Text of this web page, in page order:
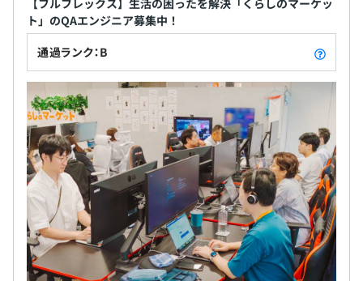
【フルフレックス】生活の困ったを解決「くらしのマーケッ
ト」のQAエンジニア募集中！
通過ランク：B